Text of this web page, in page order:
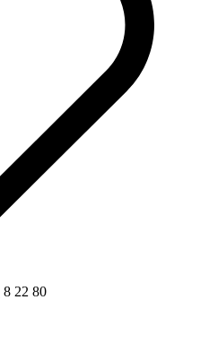
8 22 80